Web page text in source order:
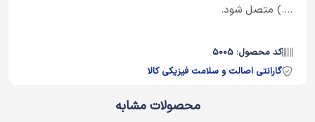
....) متصل شود.
کد محصول: 5005
گارانتی اصالت و سلامت فیزیکی کالا
محصولات مشابه